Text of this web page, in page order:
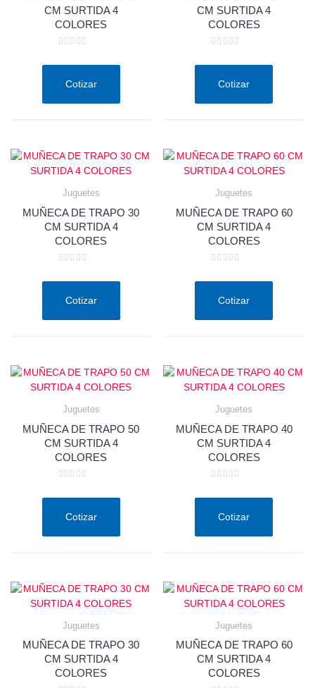
CM SURTIDA 4
COLORES
deCotizar
CM SURTIDA 4
COLORES
deCotizar
Juguetes
MUÑECA DE TRAPO 30
CM SURTIDA 4
COLORES
deCotizar
Juguetes
MUÑECA DE TRAPO 60
CM SURTIDA 4
COLORES
deCotizar
Juguetes
MUÑECA DE TRAPO 50
CM SURTIDA 4
COLORES
deCotizar
Juguetes
MUÑECA DE TRAPO 40
CM SURTIDA 4
COLORES
deCotizar
Juguetes
MUÑECA DE TRAPO 30
CM SURTIDA 4
COLORES
Juguetes
MUÑECA DE TRAPO 60
CM SURTIDA 4
COLORES